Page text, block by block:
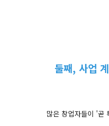
둘째, 사업
많은 창업자들이 '곧